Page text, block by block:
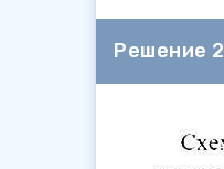
Решение 2